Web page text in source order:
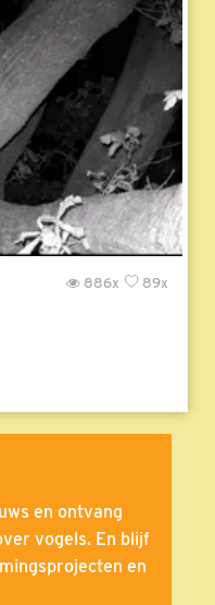
89x
886x
en ontvang
vogels. En blijf
en